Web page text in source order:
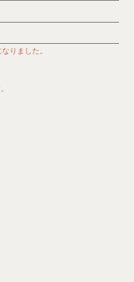
りました。